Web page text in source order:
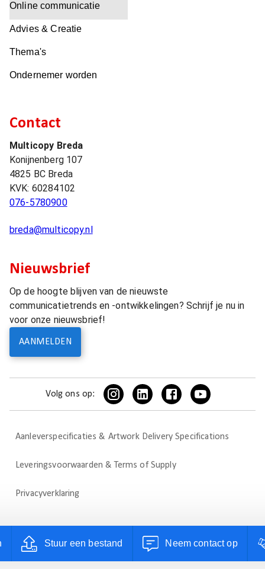
Stuur een bestand Neem contact op
Online communicatie
Advies & Creatie
Thema's
Ondernemer worden
Contact
Multicopy Breda
Konijnenberg 107
4825 BC Breda
KVK: 60284102
076-5780900
breda@multicopy.nl
Nieuwsbrief
Op de hoogte blijven van de nieuwste
communicatietrends en -ontwikkelingen? Schrijf je nu in
voor onze nieuwsbrief!
AANMELDEN
Volg ons op:
Aanleverspecificaties & Artwork Delivery Specifications
Leveringsvoorwaarden & Terms of Supply
Privacyverklaring